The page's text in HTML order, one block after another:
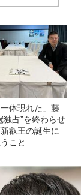
一体現れた」藤
独占”を終わらせ
叡王の誕生に
こと